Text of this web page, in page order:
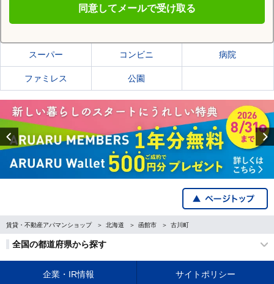
同意してメールで受け取る
函館市の施設一覧
スーパー コンビニ 病院
ファミレス 公園
Previous
賃貸・不動産アパマンショップ 北海道 函館市 古川町
全国の都道府県から探す
企業・IR情報 サイトポリシー